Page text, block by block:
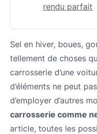
rendu parfait
Sel en hiver, boues,
tellement de choses
carrosserie d’une
d’éléments ne peut
d’employer d’autres
carrosserie comme
article, toutes les